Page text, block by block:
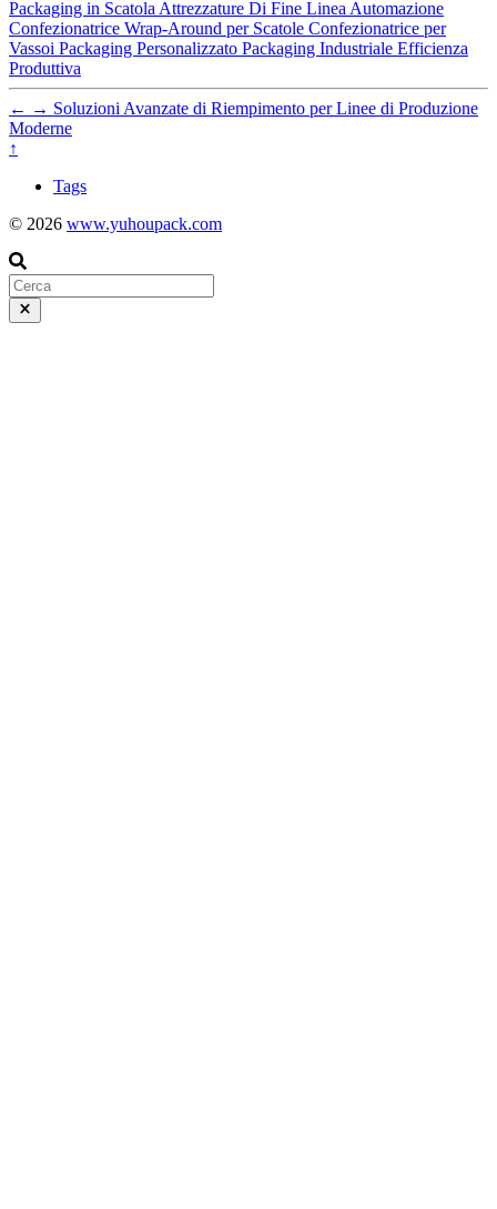
Packaging in Scatola Attrezzature Di Fine Linea Automazione
Confezionatrice Wrap-Around per Scatole Confezionatrice per
Vassoi Packaging Personalizzato Packaging Industriale Efficienza
Produttiva
← → Soluzioni Avanzate di Riempimento per Linee di Produzione
Moderne
↑
Tags
© 2026 www.yuhoupack.com